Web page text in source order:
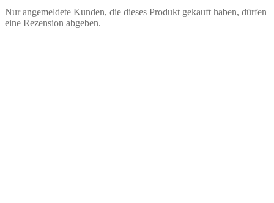
Nur angemeldete Kunden, die dieses Produkt gekauft haben, dürfen
eine Rezension abgeben.